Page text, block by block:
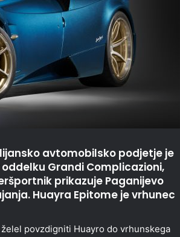
avtomobilsko podjetje je
Grandi Complicazioni,
prikazuje Paganijevo
Huayra Epitome je vrhunec
povzdigniti Huayro do vrhunskega